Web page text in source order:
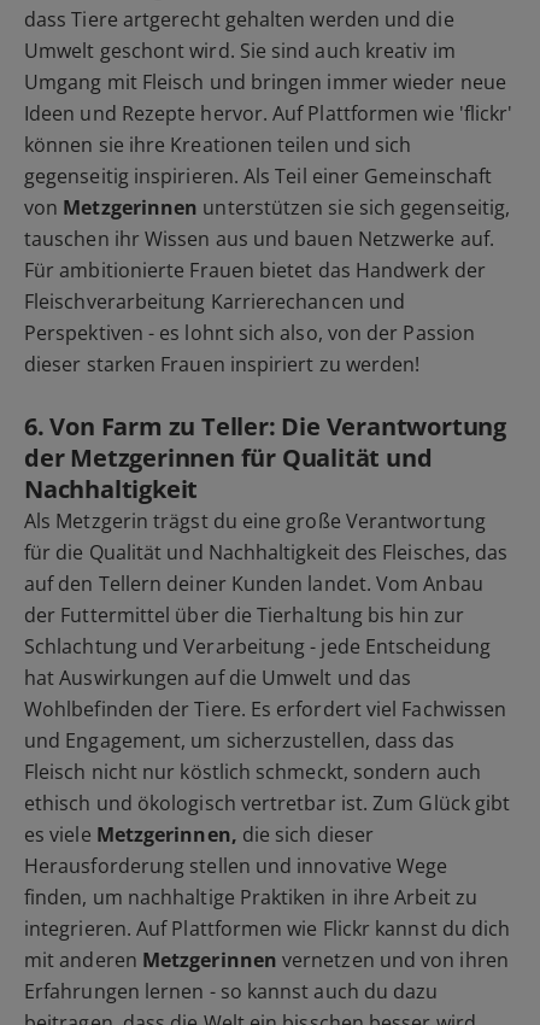
dass Tiere artgerecht gehalten werden und die
Umwelt geschont wird. Sie sind auch kreativ im
Umgang mit Fleisch und bringen immer wieder neue
Ideen und Rezepte hervor. Auf Plattformen wie 'flickr'
können sie ihre Kreationen teilen und sich
gegenseitig inspirieren. Als Teil einer Gemeinschaft
von Metzgerinnen unterstützen sie sich gegenseitig,
tauschen ihr Wissen aus und bauen Netzwerke auf.
Für ambitionierte Frauen bietet das Handwerk der
Fleischverarbeitung Karrierechancen und
Perspektiven - es lohnt sich also, von der Passion
dieser starken Frauen inspiriert zu werden!
6. Von Farm zu Teller: Die Verantwortung
der Metzgerinnen für Qualität und
Nachhaltigkeit
Als Metzgerin trägst du eine große Verantwortung
für die Qualität und Nachhaltigkeit des Fleisches, das
auf den Tellern deiner Kunden landet. Vom Anbau
der Futtermittel über die Tierhaltung bis hin zur
Schlachtung und Verarbeitung - jede Entscheidung
hat Auswirkungen auf die Umwelt und das
Wohlbefinden der Tiere. Es erfordert viel Fachwissen
und Engagement, um sicherzustellen, dass das
Fleisch nicht nur köstlich schmeckt, sondern auch
ethisch und ökologisch vertretbar ist. Zum Glück gibt
es viele Metzgerinnen, die sich dieser
Herausforderung stellen und innovative Wege
finden, um nachhaltige Praktiken in ihre Arbeit zu
integrieren. Auf Plattformen wie Flickr kannst du dich
mit anderen Metzgerinnen vernetzen und von ihren
Erfahrungen lernen - so kannst auch du dazu